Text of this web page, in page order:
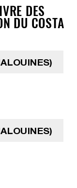
DES
DU COSTA